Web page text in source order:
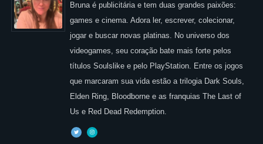
Bruna é publicitária e tem duas grandes paixões:
games e cinema. Adora ler, escrever, colecionar,
jogar e buscar novas platinas. No universo dos
videogames, seu coração bate mais forte pelos
títulos Soulslike e pelo PlayStation. Entre os jogos
que marcaram sua vida estão a trilogia Dark Souls,
Elden Ring, Bloodborne e as franquias The Last of
Us e Red Dead Redemption.